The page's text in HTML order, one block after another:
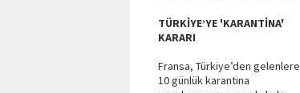
TÜRKİYE’YE 'KARANTİNA'
KARARI
Fransa, Türkiye’den gelenlere
10 günlük karantina